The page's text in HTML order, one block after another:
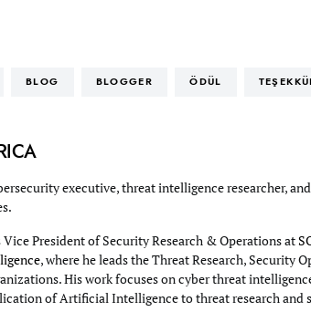
BLOG BLOGGER ÖDÜL
executive, threat intelligence researcher,
Vice President of Security Research & Operations at
, where he leads the Threat Research, Security
His work focuses on cyber threat
of Artificial Intelligence to threat research and